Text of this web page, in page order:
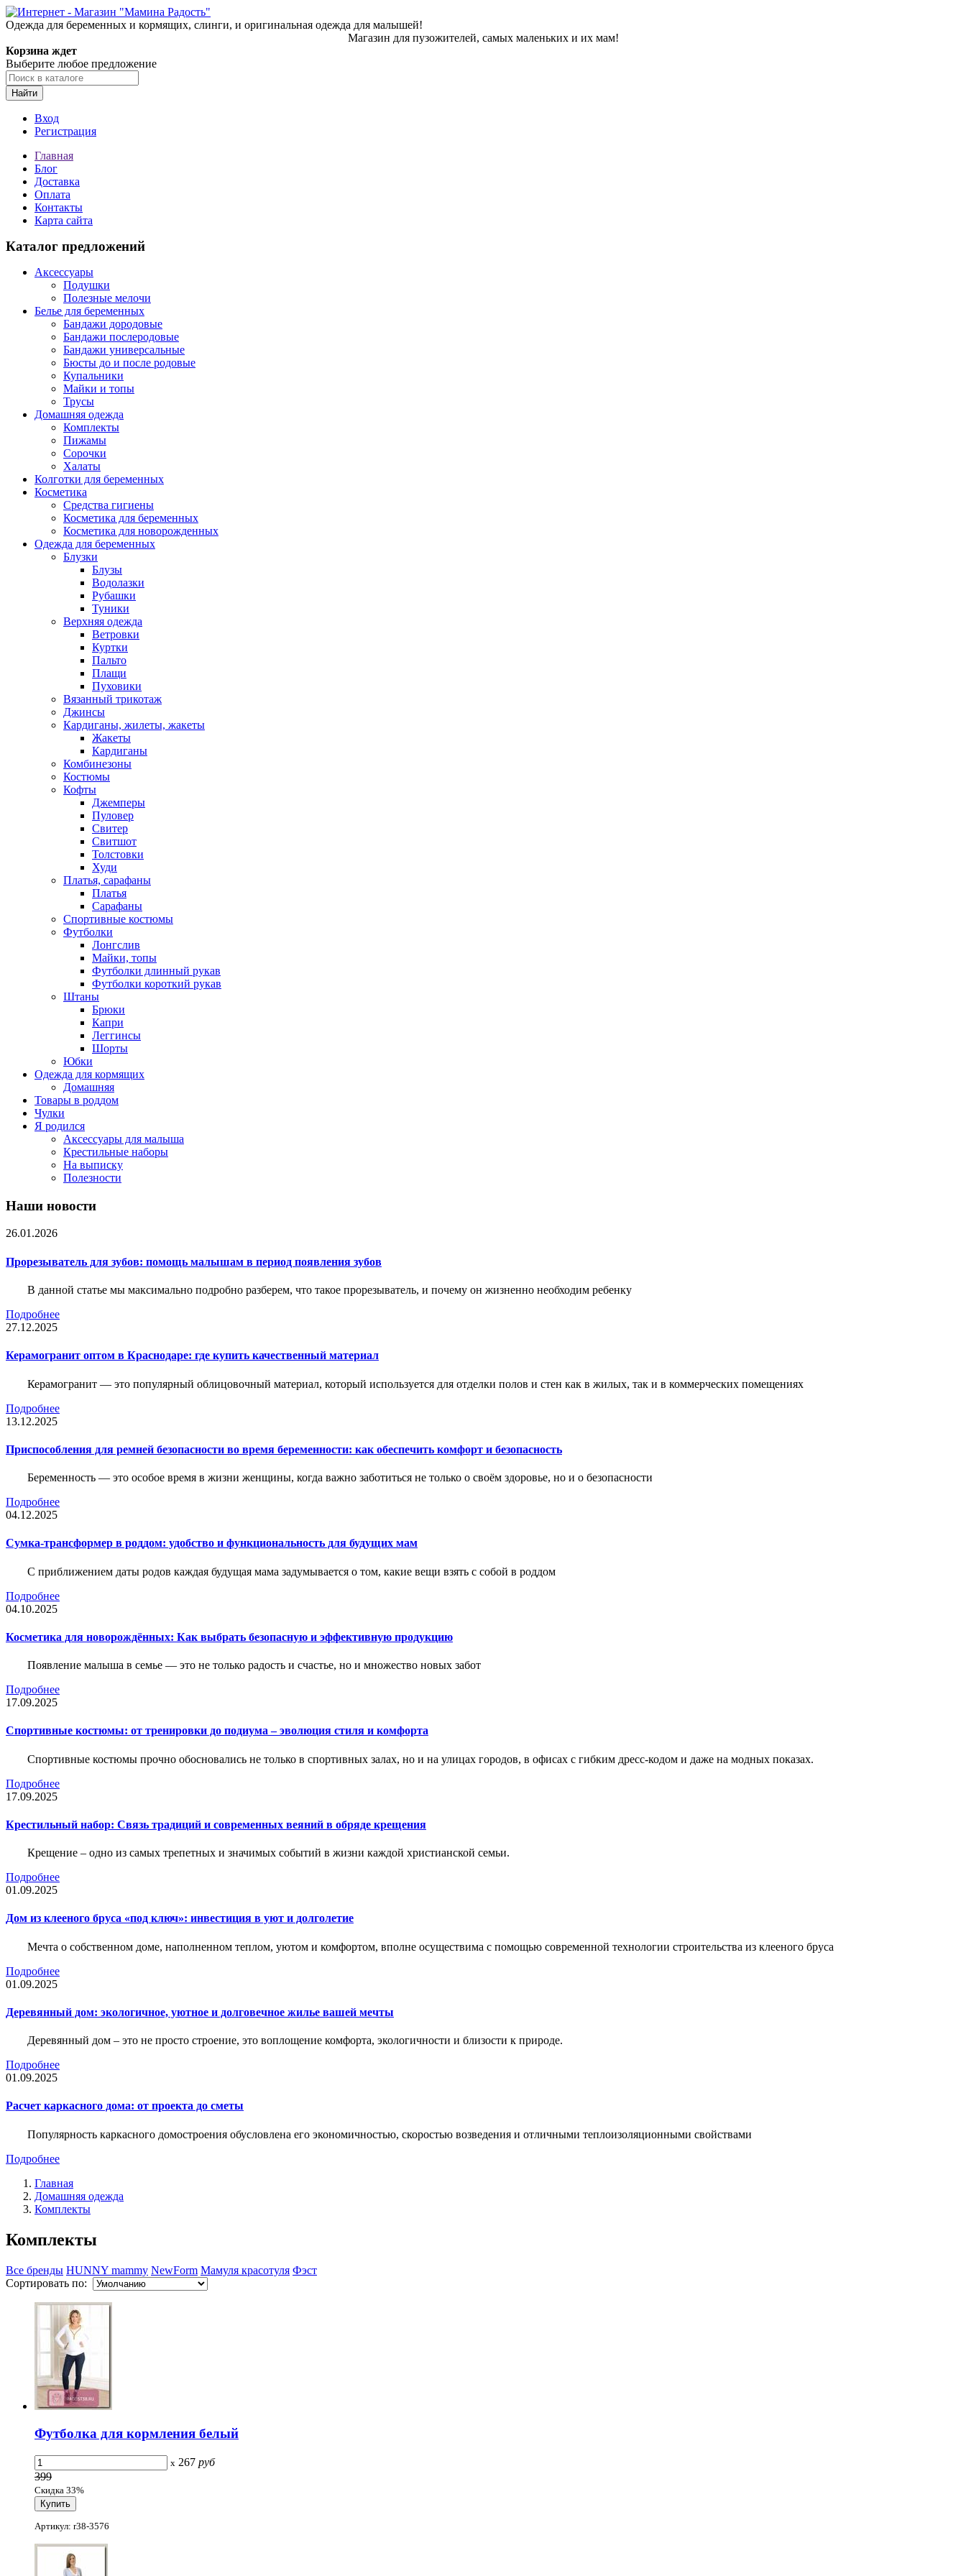
Одежда для беременных и кормящих, слинги, и оригинальная одежда для малышей!
Магазин для пузожителей, самых маленьких и их мам!
Корзина ждет
Выберите любое предложение
Найти
Вход
Регистрация
Главная
Блог
Доставка
Оплата
Контакты
Карта сайта
Каталог предложений
Аксессуары
Подушки
Полезные мелочи
Белье для беременных
Бандажи дородовые
Бандажи послеродовые
Бандажи универсальные
Бюсты до и после родовые
Купальники
Майки и топы
Трусы
Домашняя одежда
Комплекты
Пижамы
Сорочки
Халаты
Колготки для беременных
Косметика
Cредства гигиены
Косметика для беременных
Косметика для новорожденных
Одежда для беременных
Блузки
Блузы
Водолазки
Рубашки
Туники
Верхняя одежда
Ветровки
Куртки
Пальто
Плащи
Пуховики
Вязанный трикотаж
Джинсы
Кардиганы, жилеты, жакеты
Жакеты
Кардиганы
Комбинезоны
Костюмы
Кофты
Джемперы
Пуловер
Свитер
Свитшот
Толстовки
Худи
Платья, сарафаны
Платья
Сарафаны
Спортивные костюмы
Футболки
Лонгслив
Майки, топы
Футболки длинный рукав
Футболки короткий рукав
Штаны
Брюки
Капри
Леггинсы
Шорты
Юбки
Одежда для кормящих
Домашняя
Товары в роддом
Чулки
Я родился
Аксессуары для малыша
Крестильные наборы
На выписку
Полезности
Наши новости
26.01.2026
Прорезыватель для зубов: помощь малышам в период появления зубов
В данной статье мы максимально подробно разберем, что такое прорезыватель, и почему он жизненно необходим ребенку
Подробнее
27.12.2025
Керамогранит оптом в Краснодаре: где купить качественный материал
Керамогранит — это популярный облицовочный материал, который используется для отделки полов и стен как в жилых, так и в коммерческих помещениях
Подробнее
13.12.2025
Приспособления для ремней безопасности во время беременности: как обеспечить комфорт и безопасность
Беременность — это особое время в жизни женщины, когда важно заботиться не только о своём здоровье, но и о безопасности
Подробнее
04.12.2025
Сумка-трансформер в роддом: удобство и функциональность для будущих мам
С приближением даты родов каждая будущая мама задумывается о том, какие вещи взять с собой в роддом
Подробнее
04.10.2025
Косметика для новорождённых: Как выбрать безопасную и эффективную продукцию
Появление малыша в семье — это не только радость и счастье, но и множество новых забот
Подробнее
17.09.2025
Спортивные костюмы: от тренировки до подиума – эволюция стиля и комфорта
Спортивные костюмы прочно обосновались не только в спортивных залах, но и на улицах городов, в офисах с гибким дресс-кодом и даже на модных показах.
Подробнее
17.09.2025
Крестильный набор: Связь традиций и современных веяний в обряде крещения
Крещение – одно из самых трепетных и значимых событий в жизни каждой христианской семьи.
Подробнее
01.09.2025
Дом из клееного бруса «под ключ»: инвестиция в уют и долголетие
Мечта о собственном доме, наполненном теплом, уютом и комфортом, вполне осуществима с помощью современной технологии строительства из клееного бруса
Подробнее
01.09.2025
Деревянный дом: экологичное, уютное и долговечное жилье вашей мечты
Деревянный дом – это не просто строение, это воплощение комфорта, экологичности и близости к природе.
Подробнее
01.09.2025
Расчет каркасного дома: от проекта до сметы
Популярность каркасного домостроения обусловлена его экономичностью, скоростью возведения и отличными теплоизоляционными свойствами
Подробнее
Главная
Домашняя одежда
Комплекты
Комплекты
Все бренды HUNNY mammy NewForm Мамуля красотуля Фэст
Сортировать по:
Футболка для кормления белый
x 267 руб
399
Скидка 33%
Артикул: r38-3576